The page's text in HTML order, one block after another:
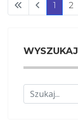
1 2
WYSZUKAJ
Szukaj